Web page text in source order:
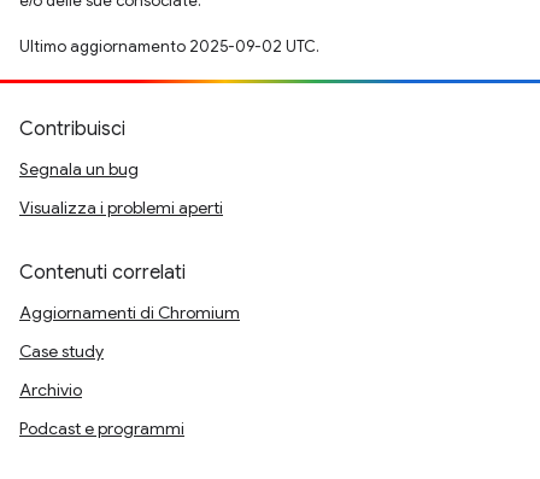
Ultimo aggiornamento 2025-09-02 UTC.
Contribuisci
Segnala un bug
Visualizza i problemi aperti
Contenuti correlati
Aggiornamenti di Chromium
Case study
Archivio
Podcast e programmi